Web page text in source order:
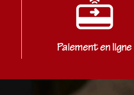
Paiement en ligne